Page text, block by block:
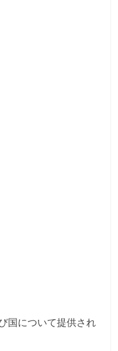
国について提供され